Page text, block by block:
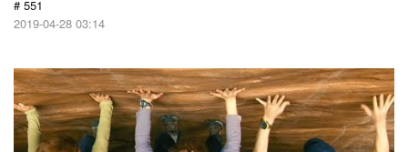
# 551
2019-04-28 03:14